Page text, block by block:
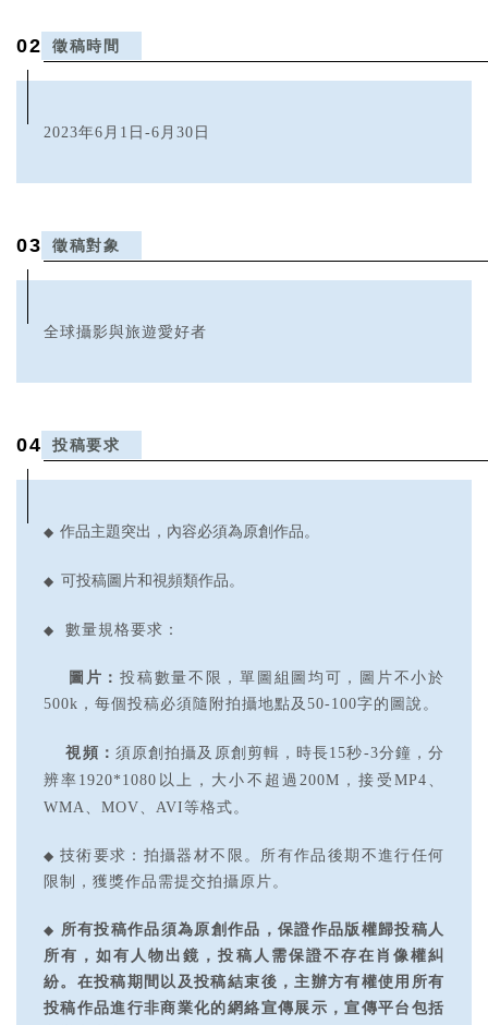
02 徵稿時間
2023年6月1日-6月30日
03 徵稿對象
全球攝影與旅遊愛好者
04 投稿要求
◆ 作品主題突出，內容必須為原創作品。
◆ 可投稿圖片和視頻類作品。
◆ 數量規格要求：
圖片：投稿數量不限，單圖組圖均可，圖片不小於
500k，每個投稿必須隨附拍攝地點及50-100字的圖說。
視頻： 須原創拍攝及原創剪輯，時長15秒-3分鐘，分
辨率1920*1080以上，大小不超過200M，接受MP4、
WMA、MOV、AVI等格式。
◆ 技術要求：拍攝器材不限。所有作品後期不進行任何
限制，獲獎作品需提交拍攝原片。
◆ 所有投稿作品須為原創作品，保證作品版權歸投稿人
所有，如有人物出鏡，投稿人需保證不存在肖像權糾
紛。在投稿期間以及投稿結束後，主辦方有權使用所有
投稿作品進行非商業化的網絡宣傳展示，宣傳平台包括